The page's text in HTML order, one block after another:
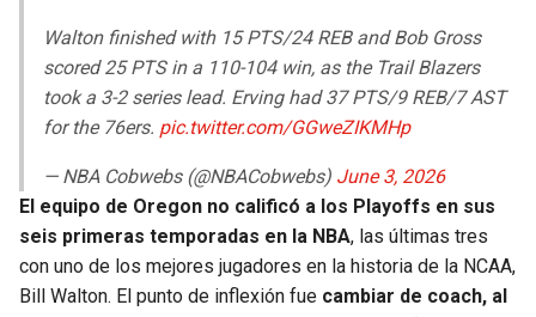
Walton finished with 15 PTS/24 REB and Bob Gross
scored 25 PTS in a 110-104 win, as the Trail Blazers
took a 3-2 series lead. Erving had 37 PTS/9 REB/7 AST
for the 76ers. pic.twitter.com/GGweZIKMHp
— NBA Cobwebs (@NBACobwebs) June 3, 2026
El equipo de Oregon no calificó a los Playoffs en sus
seis primeras temporadas en la NBA, las últimas tres
con uno de los mejores jugadores en la historia de la NCAA,
Bill Walton. El punto de inflexión fue cambiar de coach, al